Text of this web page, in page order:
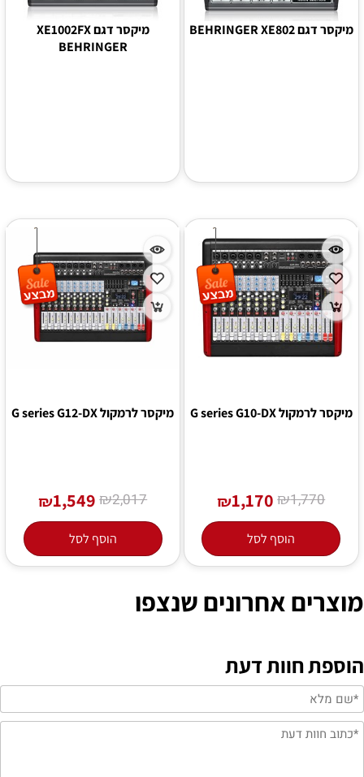
מיקסר דגם BEHRINGER XE802
מיקסר דגם XE1002FX
BEHRINGER
מיקסר לרמקול G series G10-DX
₪1,770
₪1,170
הוסף לסל
מיקסר לרמקול G series G12-DX
₪2,017
₪1,549
הוסף לסל
מוצרים אחרונים שנצפו
הוספת חוות דעת